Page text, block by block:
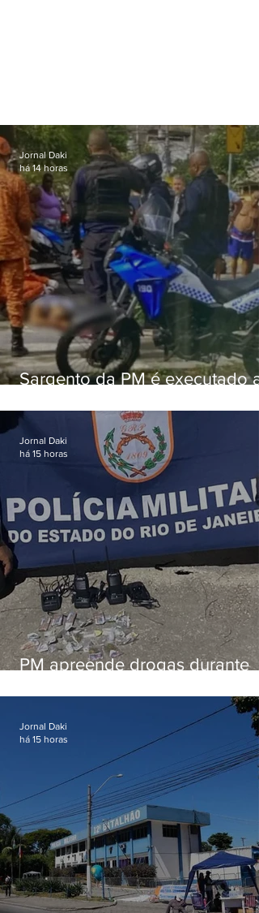
Sargento da PM é executado a
em Vaz Lobo
Jornal Daki
há 14 horas
PM apreende drogas durante
Jornal Daki
há 15 horas
Jornal Daki
há 15 horas